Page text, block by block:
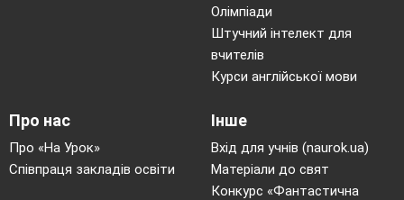
Олімпіади
Штучний інтелект для
вчителів
Курси англійської мови
Про нас
Про «На Урок»
Співпраця закладів освіти
Інше
Вхід для учнів (naurok.ua)
Матеріали до свят
Конкурс «Фантастична